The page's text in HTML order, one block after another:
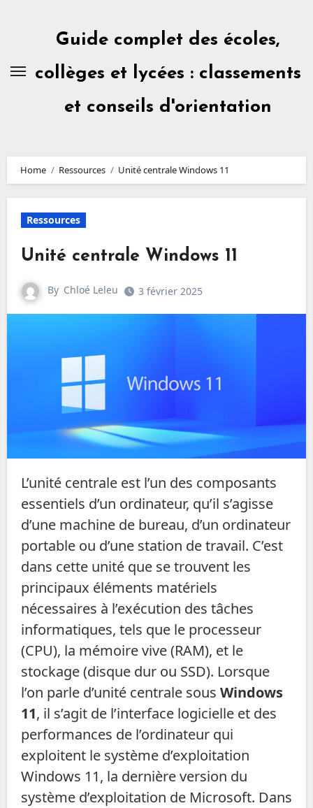
Guide complet des écoles,
collèges et lycées : classements
et conseils d'orientation
Home Ressources Unité centrale Windows 11
Ressources
Unité centrale Windows 11
By Chloé Leleu 3 février 2025
L’unité centrale est l’un des composants
essentiels d’un ordinateur, qu’il s’agisse
d’une machine de bureau, d’un ordinateur
portable ou d’une station de travail. C’est
dans cette unité que se trouvent les
principaux éléments matériels
nécessaires à l’exécution des tâches
informatiques, tels que le processeur
(CPU), la mémoire vive (RAM), et le
stockage (disque dur ou SSD). Lorsque
l’on parle d’unité centrale sous Windows
11, il s’agit de l’interface logicielle et des
performances de l’ordinateur qui
exploitent le système d’exploitation
Windows 11, la dernière version du
système d’exploitation de Microsoft. Dans